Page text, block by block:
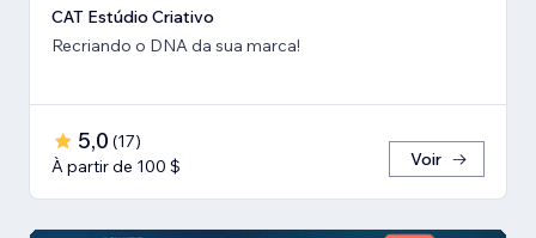
CAT Estúdio Criativo
Recriando o DNA da sua marca!
5,0 (17)
À partir de 100 $
Voir